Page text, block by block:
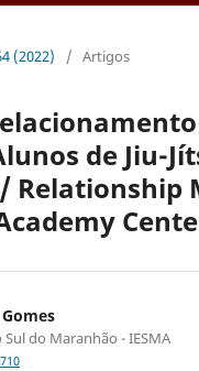
(2022) / Artigos
de Jiu-
Relationship
do Maranhão - IESMA